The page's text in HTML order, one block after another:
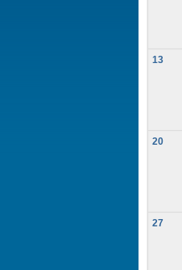
13
20
27